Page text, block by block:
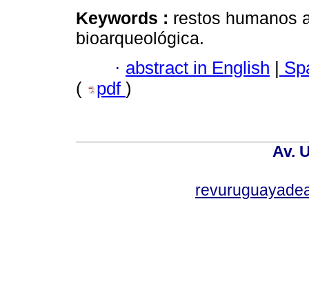
Keywords : restos humanos
bioarqueológica.
· abstract in English |
(
pdf )
Av.